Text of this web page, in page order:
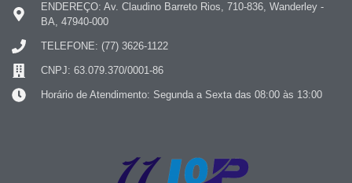
ENDEREÇO: Av. Claudino Barreto Rios, 710-836, Wanderley -
BA, 47940-000
TELEFONE: (77) 3626-1122
CNPJ: 63.079.370/0001-86
Horário de Atendimento: Segunda a Sexta das 08:00 às 13:00